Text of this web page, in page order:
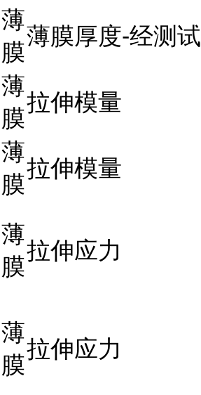
薄
膜
薄膜厚度-经测试
薄
膜
拉伸模量
薄
膜
拉伸模量
薄
膜
拉伸应力
薄
膜
拉伸应力